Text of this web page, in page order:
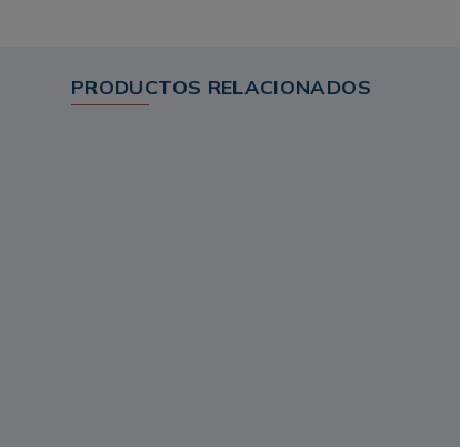
PRODUCTOS RELACIONADOS